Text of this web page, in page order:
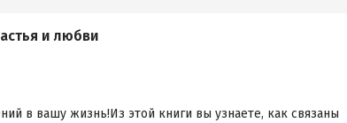
и любви
в вашу жизнь!Из этой книги вы узнаете, как связаны